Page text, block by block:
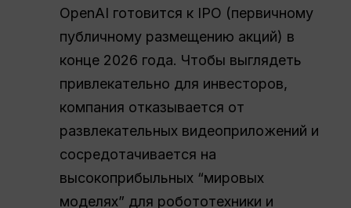
OpenAI готовится к IPO (первичному
публичному размещению акций) в
конце 2026 года. Чтобы выглядеть
привлекательно для инвесторов,
компания отказывается от
развлекательных видеоприложений и
сосредотачивается на
высокоприбыльных “мировых
моделях” для робототехники и